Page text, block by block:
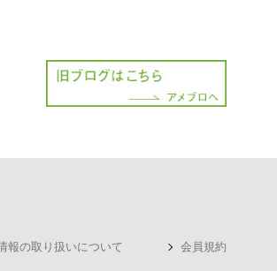
報の取り扱いについて 会員規約